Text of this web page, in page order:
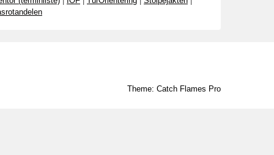
Theme: Catch Flames Pro